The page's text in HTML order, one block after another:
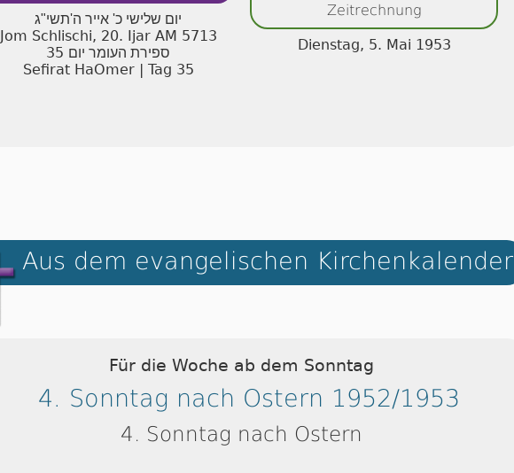
יום שלישי כ' אייר ה'תשי"ג
Jom Schlischi, 20. Ijar AM 5713
35 ספירת העומר יום
Sefirat HaOmer | Tag 35
Zeitrechnung
Dienstag, 5. Mai 1953
Aus dem evangelischen Kirchenkalender
Für die Woche ab dem Sonntag
4. Sonntag nach Ostern 1952/1953
4. Sonntag nach Ostern